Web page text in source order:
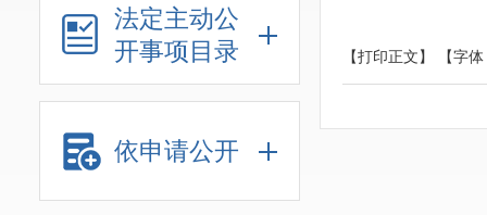
法定主动公
开事项目录
依申请公开
【打印正文】 【字